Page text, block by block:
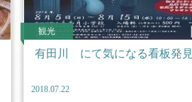
観光
有田川 にて気になる看板発見
2018.07.22